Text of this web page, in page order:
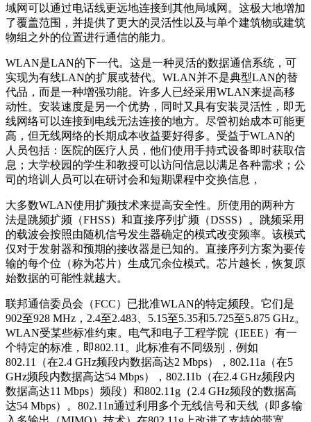
域网可以通过电话线更远地连接到其他局域网。这极大地增加
了覆盖范围，并提供了更大的灵活性以及与单个建筑物或建筑
物组之外的位置进行通信的能力。
WLAN是LAN的下一代。这是一种灵活的数据通信系统，可
实现为有线LAN的扩展或替代。WLAN并不是典型LAN的替
代品，而是一种增强功能。许多人已经采用WLAN来提高移
动性。安装速度是另一个优势，同时又具有安装灵活性，即无
线网络可以连接到电线无法连接的地方。尽管初始成本可能更
高，但无线网络的长期成本收益要好得多。受益于WLAN的
人员包括：医院的医疗人员，他们使用手持式设备即时获取信
息；大学校园的学生和教授可以访问信息以满足各种需求；公
司的培训人员可以在研讨会和短期课程中交换信息，
大多数WLAN使用扩频技术来提高安全性。所使用的两种方
法是跳频扩频（FHSS）和直接序列扩频（DSSS）。跳频采用
的载波会按照由随机信号发生器确定的模式改变频率。该模式
仅对于发射器和预期的接收器是已知的。直接序列方案为要传
输的每个位（称为芯片）生成冗余位模式。芯片越长，恢复原
始数据的可能性就越大。
联邦通信委员会（FCC）已批准WLAN的特定频段。它们是
902至928 MHz，2.4至2.483、5.15至5.35和5.725至5.875 GHz。
WLAN受某些标准约束。电气和电子工程学院（IEEE）有一
个特定的标准，即802.11。此标准有不同级别，例如
802.11（在2.4 GHz频段内数据高达2 Mbps），802.11a（在5
GHz频段内数据高达54 Mbps），802.11b（在2.4 GHz频段内
数据高达11 Mbps）频段）和802.11g（2.4 GHz频段的数据高
达54 Mbps）。802.11n通过利用多个无线信号和天线（即多输